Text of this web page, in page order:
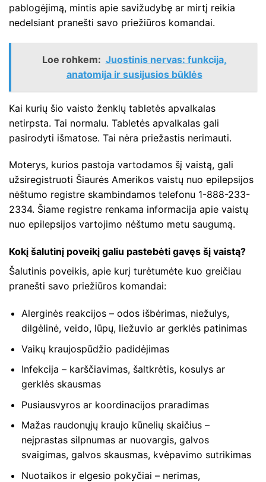
pablogėjimą, mintis apie savižudybę ar mirtį reikia
nedelsiant pranešti savo priežiūros komandai.
Loe rohkem: Juostinis nervas: funkcija,
anatomija ir susijusios būklės
Kai kurių šio vaisto ženklų tabletės apvalkalas
netirpsta. Tai normalu. Tabletės apvalkalas gali
pasirodyti išmatose. Tai nėra priežastis nerimauti.
Moterys, kurios pastoja vartodamos šį vaistą, gali
užsiregistruoti Šiaurės Amerikos vaistų nuo epilepsijos
nėštumo registre skambindamos telefonu 1-888-233-
2334. Šiame registre renkama informacija apie vaistų
nuo epilepsijos vartojimo nėštumo metu saugumą.
Kokį šalutinį poveikį galiu pastebėti gavęs šį vaistą?
Šalutinis poveikis, apie kurį turėtumėte kuo greičiau
pranešti savo priežiūros komandai:
Alerginės reakcijos – odos išbėrimas, niežulys,
dilgėlinė, veido, lūpų, liežuvio ar gerklės patinimas
Vaikų kraujospūdžio padidėjimas
Infekcija – karščiavimas, šaltkrėtis, kosulys ar
gerklės skausmas
Pusiausvyros ar koordinacijos praradimas
Mažas raudonųjų kraujo kūnelių skaičius –
neįprastas silpnumas ar nuovargis, galvos
svaigimas, galvos skausmas, kvėpavimo sutrikimas
Nuotaikos ir elgesio pokyčiai – nerimas,